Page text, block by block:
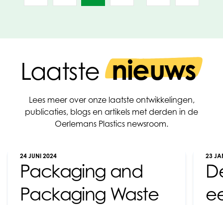
Laatste nieuws
Lees meer over onze laatste ontwikkelingen,
publicaties, blogs en artikels met derden in de
Oerlemans Plastics newsroom.
Packaging and
Packaging Waste
24 JUNI 2024 23